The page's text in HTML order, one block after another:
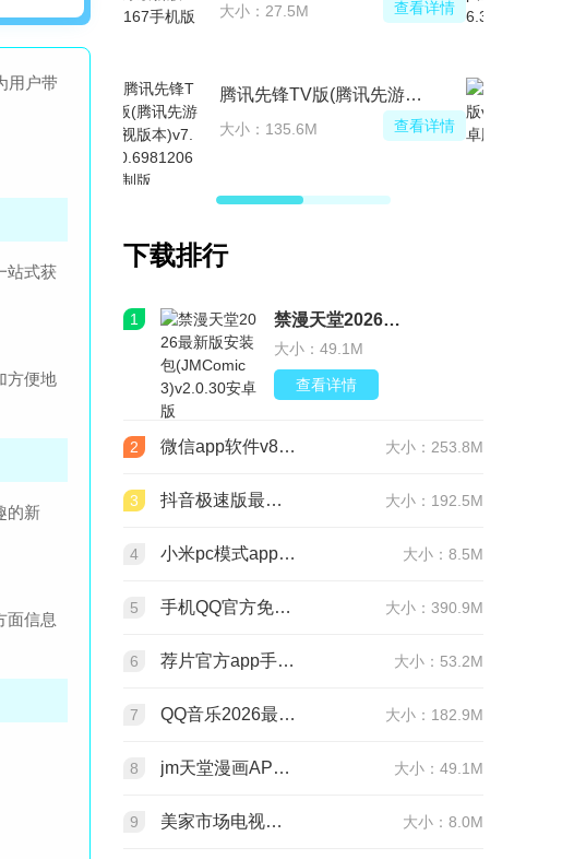
用户带
站式获
方便地
的新
面信息
大小：27.5M 查看详情
大小：135.6M 查看详情
下载排行
1 禁漫天堂2026最新版安装包(JMComic3)v2.0.30安卓版
大小：49.1M
查看详情
2 微信app软件v8.0.76 官方版 大小：253.8M
3 抖音极速版最新版本官方版2026v39.9.0安卓版 大小：192.5M
4 小米pc模式app安装包(小米pc模式beta版)v12.1.208.5平板版 大小：8.5M
5 手机QQ官方免费最新版v9.3.30 官方正版 大小：390.9M
6 荐片官方app手机最新版v4.2.5安卓版 大小：53.2M
7 QQ音乐2026最新版app20.6.5.8 官方安卓版 大小：182.9M
8 jm天堂漫画APP安装包v2.0.30安卓最新版 大小：49.1M
9 美家市场电视版安装包v3.3.1安卓TV版 大小：8.0M